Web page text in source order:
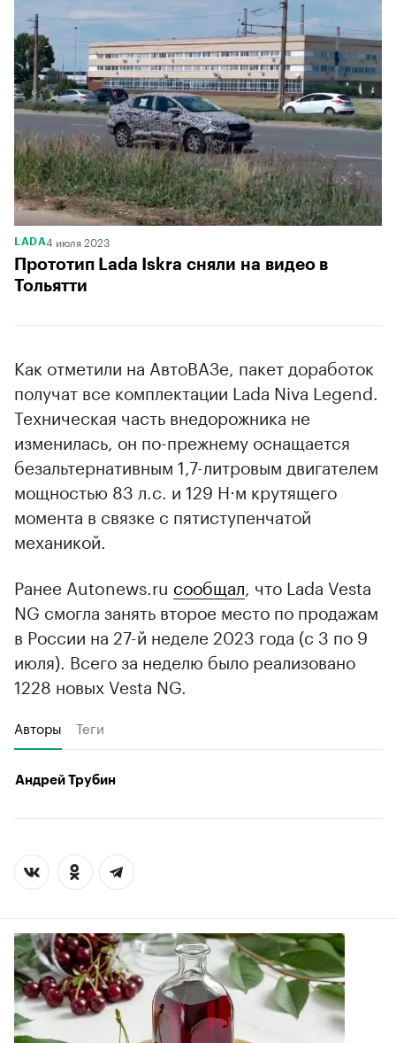
LADA4 июля 2023
Прототип Lada Iskra сняли на видео в
Тольятти
Как отметили на АвтоВАЗе, пакет доработок
получат все комплектации Lada Niva Legend.
Техническая часть внедорожника не
изменилась, он по-прежнему оснащается
безальтернативным 1,7-литровым двигателем
мощностью 83 л.с. и 129 Н⋅м крутящего
момента в связке с пятиступенчатой
механикой.
Ранее Autonews.ru сообщал , что Lada Vesta
NG смогла занять второе место по продажам
в России на 27-й неделе 2023 года (с 3 по 9
июля). Всего за неделю было реализовано
1228 новых Vesta NG.
Авторы Теги
Андрей Трубин